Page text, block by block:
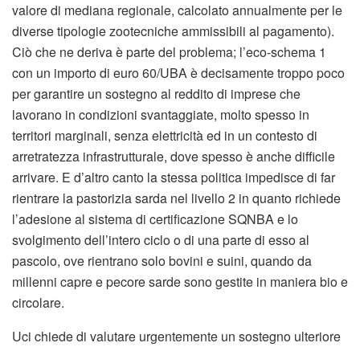
valore di mediana regionale, calcolato annualmente per le
diverse tipologie zootecniche ammissibili al pagamento).
Ciò che ne deriva è parte del problema; l’eco-schema 1
con un importo di euro 60/UBA è decisamente troppo poco
per garantire un sostegno al reddito di imprese che
lavorano in condizioni svantaggiate, molto spesso in
territori marginali, senza elettricità ed in un contesto di
arretratezza infrastrutturale, dove spesso è anche difficile
arrivare. E d’altro canto la stessa politica impedisce di far
rientrare la pastorizia sarda nel livello 2 in quanto richiede
l’adesione al sistema di certificazione SQNBA e lo
svolgimento dell’intero ciclo o di una parte di esso al
pascolo, ove rientrano solo bovini e suini, quando da
millenni capre e pecore sarde sono gestite in maniera bio e
circolare.
Uci chiede di valutare urgentemente un sostegno ulteriore